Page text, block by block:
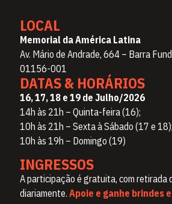
LOCAL
Memorial da América Latina
Av. Mário de Andrade, 664 – Barra
01156-001
DATAS & HORÁRIOS
16, 17, 18 e 19 de Julho/2026
14h às 21h – Quinta-feira (16);
10h às 21h – Sexta à Sábado (17 e 18);
10h às 19h – Domingo (19)
INGRESSOS
A participação é gratuita, com retirada
diariamente. Apoie e ganhe brindes